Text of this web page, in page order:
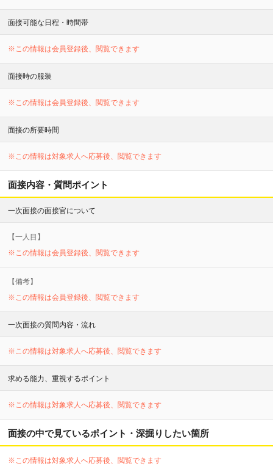
面接可能な日程・時間帯
※この情報は会員登録後、閲覧できます
面接時の服装
※この情報は会員登録後、閲覧できます
面接の所要時間
※この情報は対象求人へ応募後、閲覧できます
面接内容・質問ポイント
一次面接の面接官について
【一人目】
※この情報は会員登録後、閲覧できます
【備考】
※この情報は会員登録後、閲覧できます
一次面接の質問内容・流れ
※この情報は対象求人へ応募後、閲覧できます
求める能力、重視するポイント
※この情報は対象求人へ応募後、閲覧できます
面接の中で見ているポイント・深掘りしたい箇所
※この情報は対象求人へ応募後、閲覧できます